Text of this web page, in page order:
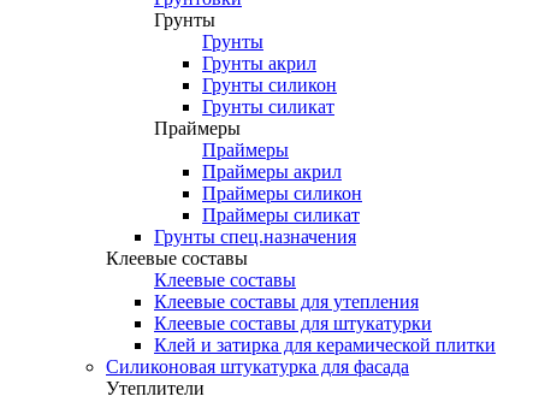
Грунты
Грунты
Грунты акрил
Грунты силикон
Грунты силикат
Праймеры
Праймеры
Праймеры акрил
Праймеры силикон
Праймеры силикат
Грунты спец.назначения
Клеевые составы
Клеевые составы
Клеевые составы для утепления
Клеевые составы для штукатурки
Клей и затирка для керамической плитки
Силиконовая штукатурка для фасада
Утеплители